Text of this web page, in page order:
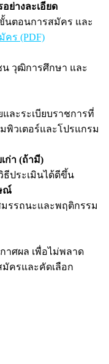
ย่างละเอียด
ตอนการสมัคร และ
คร (PDF)
น วุฒิการศึกษา และ
ละระเบียบราชการที่
พิวเตอร์และโปรแกรม
ก่า (ถ้ามี)
ธีประเมินได้ดีขึ้น
ณ์
รรถนะและพฤติกรรม
าศผล เพื่อไม่พลาด
ครและคัดเลือก